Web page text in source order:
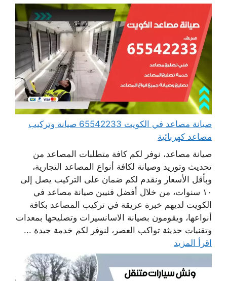
صيانة مصاعد في الكويت 65542233 صيانة وتركيب
مصاعد كهربائية
صيانة مصاعد، نوفر لكم كافة متطلبات المصاعد من
تحديث وتوريد وصيانة لكافة أنواع المصاعد التجارية،
وبأقل الأسعار ونقدم لكم ضمان على التركيب يصل إلى
١٠ سنوات، من خلال أفضل فنيين صيانة مصاعد في
الكويت لديهم خبرة عريقة في تركيب المصاعد بكافة
أنواعها، ويقومون بصيانة الاسانسيرات وتصليحها بمعدات
وتقنيات حديثة تواكب العصر، لنوفر لكم خدمة جيدة ...
اقرأ المزيد